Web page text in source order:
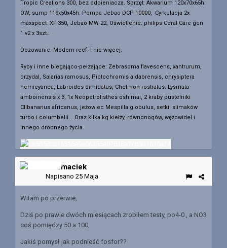
Tropic Creations 300, bez odpieniacza. Sprzęt: Akwarium 120x70x65h
OW, sump 119x50x45h. Pompa Jebao DCP 10000, Cyrkulacja 2x
maxspect XF-350, Jebao MW-22, Oświetlenie: philips Coral Care gen
1 v2 x 3szt..
Dozowanie: Modern reef. I nic więcej.
Ryby i inne biegająco-pełzające: Zebrasoma flavescens, xantrurum,
brzydal, Salarias ramosus, Pictochromis aldabrensis, chrysiptera
hemicyanea, Labroides dimidatus, Chelmon rostratus. Lysmata
amboinensis x 3, 1x Neopetrolisthes oshimai, 2 kraby pustelniki
Clibanarius africanus, jeżowiec Mespilla globulus, setki slimaków
turbo i columbelli... Oraz kilka kg kiełży, równonogów, wężowideł i
innego drobnego życia.
mazmaciek
Napisano 25 Maja
Witam po przerwie,
Dziś po prawie dwóch miesiącach zrobiłem testy, po4-0 , a NO3
coś pomiędzy 50 a 100,
Jakiś pomysł jak podnieść fosfor??